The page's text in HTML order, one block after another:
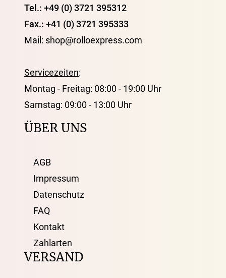
Tel.: +49 (0) 3721 395312
Fax.: +41 (0) 3721 395333
Mail: shop@rolloexpress.com
Servicezeiten:
Montag - Freitag: 08:00 - 19:00 Uhr
Samstag: 09:00 - 13:00 Uhr
ÜBER UNS
AGB
Impressum
Datenschutz
FAQ
Kontakt
Zahlarten
VERSAND